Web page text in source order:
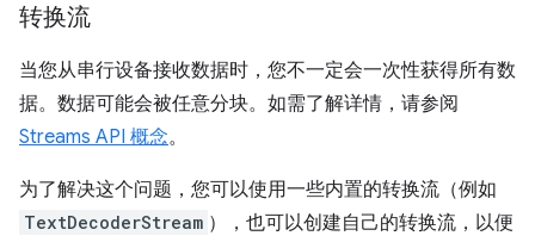
转换流
当您从串行设备接收数据时，您不一定会一次性获得所有数
据。数据可能会被任意分块。如需了解详情，请参阅
Streams API 概念。
为了解决这个问题，您可以使用一些内置的转换流（例如
TextDecoderStream ），也可以创建自己的转换流，以便